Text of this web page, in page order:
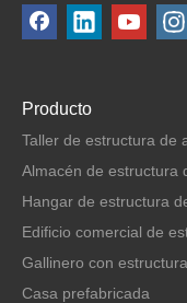
Producto
Taller de estructura de
Almacén de estructura
Hangar de estructura
Edificio comercial de
Gallinero con
Casa prefabricada